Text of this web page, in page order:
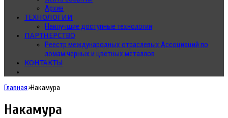
Архив
ТЕХНОЛОГИИ
Наилучшие доступные технологии
ПАРТНЕРСТВО
Реестр международных отраслевых Ассоциаций по
ломам черных и цветных металлов
КОНТАКТЫ
Главная>Накамура
Накамура